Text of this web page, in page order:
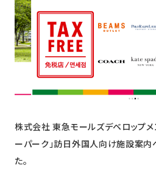
クライアント一覧
ニュース
採用情報
メンバー
会社概要
株式会社 東急モールズデベロップメ
ーパーク」訪日外国人向け施設案
た。